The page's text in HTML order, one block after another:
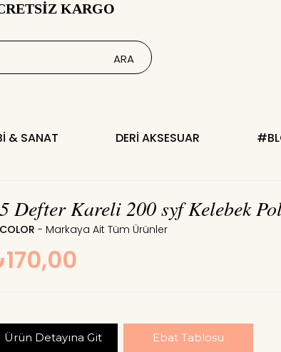
KARGO
& SANAT DERI AKSESUAR
Defter Kareli 200 syf Kelebek
Ürün Detayına Git Ebat Tablosu